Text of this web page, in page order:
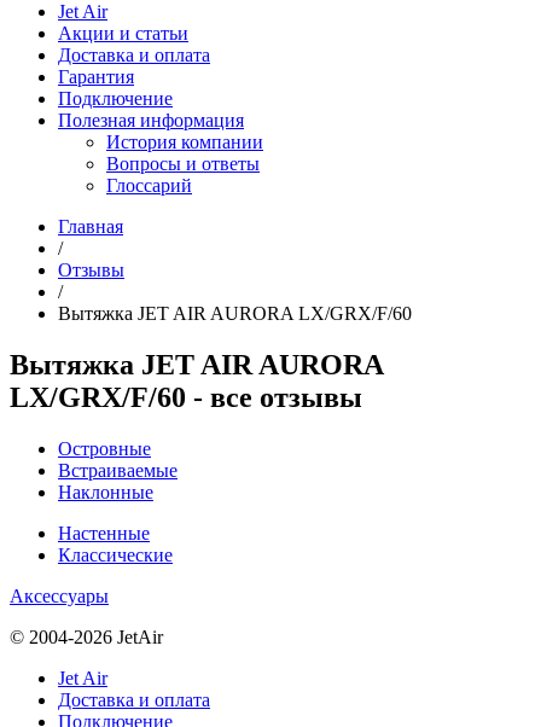
Jet Air
Акции и статьи
Доставка и оплата
Гарантия
Подключение
Полезная информация
История компании
Вопросы и ответы
Глоссарий
Главная
/
Отзывы
/
Вытяжка JET AIR AURORA LX/GRX/F/60
Вытяжка JET AIR AURORA
LX/GRX/F/60 - все отзывы
Островные
Встраиваемые
Наклонные
Настенные
Классические
Аксессуары
© 2004-2026 JetAir
Jet Air
Доставка и оплата
Подключение